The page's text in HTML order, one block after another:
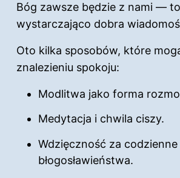
Bóg zawsze będzie z nami — to
wystarczająco dobra
Oto kilka sposobów, które
znalezieniu spokoju:
Modlitwa jako forma
Medytacja i chwila ciszy.
Wdzięczność za codzienne
błogosławieństwa.